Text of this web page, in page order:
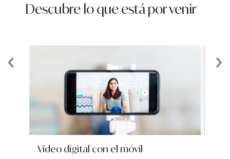
Descubre lo que está por venir
‹ ›
Vídeo digital con el móvil